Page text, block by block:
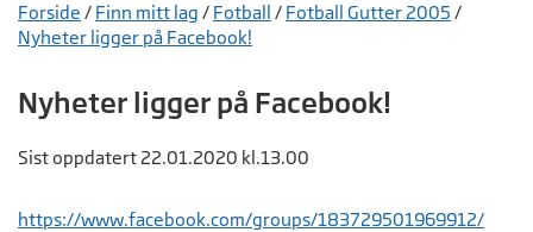
Forside / Finn mitt lag / Fotball / Fotball Gutter 2005 /
Nyheter ligger på Facebook!
Nyheter ligger på Facebook!
Sist oppdatert 22.01.2020 kl.13.00
https://www.facebook.com/groups/183729501969912/